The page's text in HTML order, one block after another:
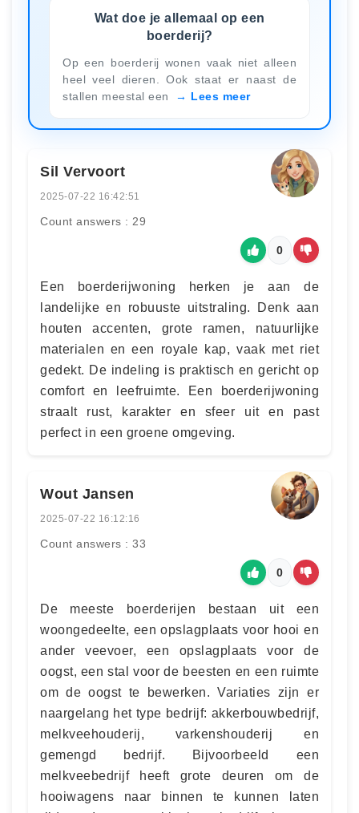
Wat doe je allemaal op een
boerderij?
Op een boerderij wonen vaak niet alleen
heel veel dieren. Ook staat er naast de
stallen meestal een
Lees meer
Sil Vervoort
2025-07-22 16:42:51
Count answers : 29
0
Een boerderijwoning herken je aan de
landelijke en robuuste uitstraling. Denk aan
houten accenten, grote ramen, natuurlijke
materialen en een royale kap, vaak met riet
gedekt. De indeling is praktisch en gericht op
comfort en leefruimte. Een boerderijwoning
straalt rust, karakter en sfeer uit en past
perfect in een groene omgeving.
Wout Jansen
2025-07-22 16:12:16
Count answers : 33
0
De meeste boerderijen bestaan uit een
woongedeelte, een opslagplaats voor hooi en
ander veevoer, een opslagplaats voor de
oogst, een stal voor de beesten en een ruimte
om de oogst te bewerken. Variaties zijn er
naargelang het type bedrijf: akkerbouwbedrijf,
melkveehouderij, varkenshouderij en
gemengd bedrijf. Bijvoorbeeld een
melkveebedrijf heeft grote deuren om de
hooiwagens naar binnen te kunnen laten